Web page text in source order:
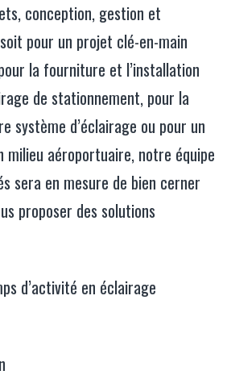
conception, gestion et
pour un projet clé-en-main
la fourniture et l’installation
de stationnement, pour la
système d’éclairage ou pour un
milieu aéroportuaire, notre équipe
sera en mesure de bien cerner
proposer des solutions
d’activité en éclairage